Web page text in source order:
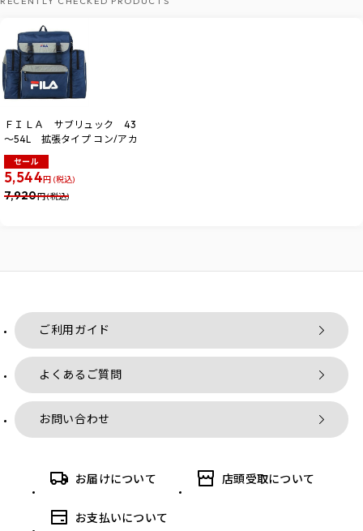
ＦＩＬＡ サブリュック 43
～54L 拡張タイプ コン/アカ
セール
5,544円 (税込)
7,920円 (税込)
ご利用ガイド
よくあるご質問
お問い合わせ
お届けについて 店頭受取について
お支払いについて